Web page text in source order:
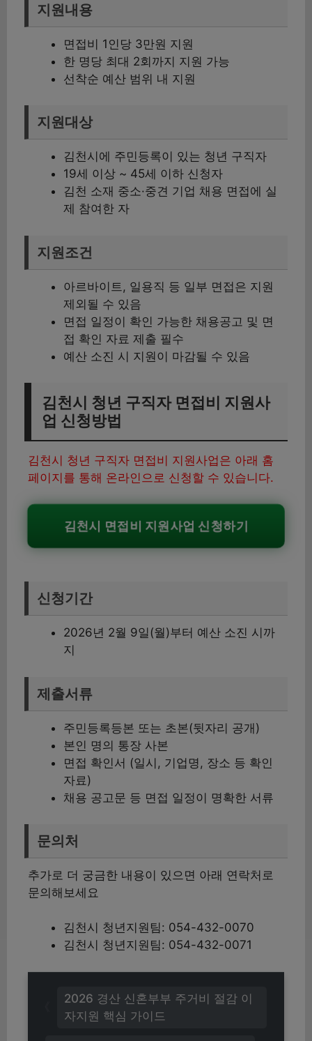
지원내용
면접비 1인당 3만원 지원
한 명당 최대 2회까지 지원 가능
선착순 예산 범위 내 지원
지원대상
김천시에 주민등록이 있는 청년 구직자
19세 이상 ~ 45세 이하 신청자
김천 소재 중소·중견 기업 채용 면접에 실
제 참여한 자
지원조건
아르바이트, 일용직 등 일부 면접은 지원
제외될 수 있음
면접 일정이 확인 가능한 채용공고 및 면
접 확인 자료 제출 필수
예산 소진 시 지원이 마감될 수 있음
김천시 청년 구직자 면접비 지원사
업 신청방법
김천시 청년 구직자 면접비 지원사업은 아래 홈
페이지를 통해 온라인으로 신청할 수 있습니다.
김천시 면접비 지원사업 신청하기
신청기간
2026년 2월 9일(월)부터 예산 소진 시까
지
제출서류
주민등록등본 또는 초본(뒷자리 공개)
본인 명의 통장 사본
면접 확인서 (일시, 기업명, 장소 등 확인
자료)
채용 공고문 등 면접 일정이 명확한 서류
문의처
추가로 더 궁금한 내용이 있으면 아래 연락처로
문의해보세요
김천시 청년지원팀: 054-432-0070
김천시 청년지원팀: 054-432-0071
2026 경산 신혼부부 주거비 절감 이
자지원 핵심 가이드